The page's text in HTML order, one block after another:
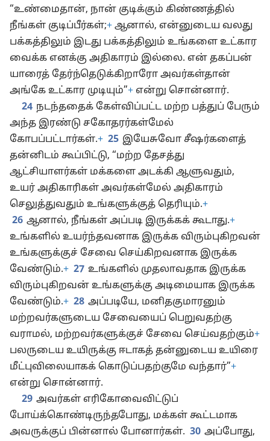
“உண்மைதான், நான் குடிக்கும் கிண்ணத்தில்
நீங்கள் குடிப்பீர்கள்;+ ஆனால், என்னுடைய வலது
பக்கத்திலும் இடது பக்கத்திலும் உங்களை உட்கார
வைக்க எனக்கு அதிகாரம் இல்லை. என் தகப்பன்
யாரைத் தேர்ந்தெடுக்கிறாரோ அவர்கள்தான்
அங்கே உட்கார முடியும்”+ என்று சொன்னார்.
24 நடந்ததைக் கேள்விப்பட்ட மற்ற பத்துப் பேரும்
அந்த இரண்டு சகோதரர்கள்மேல்
கோபப்பட்டார்கள்.+ 25 இயேசுவோ சீஷர்களைத்
தன்னிடம் கூப்பிட்டு, “மற்ற தேசத்து
ஆட்சியாளர்கள் மக்களை அடக்கி ஆளுவதும்,
உயர் அதிகாரிகள் அவர்கள்மேல் அதிகாரம்
செலுத்துவதும் உங்களுக்குத் தெரியும்.+
26 ஆனால், நீங்கள் அப்படி இருக்கக் கூடாது.+
உங்களில் உயர்ந்தவனாக இருக்க விரும்புகிறவன்
உங்களுக்குச் சேவை செய்கிறவனாக இருக்க
வேண்டும்.+ 27 உங்களில் முதலாவதாக இருக்க
விரும்புகிறவன் உங்களுக்கு அடிமையாக இருக்க
வேண்டும்.+ 28 அப்படியே, மனிதகுமாரனும்
மற்றவர்களுடைய சேவையைப் பெறுவதற்கு
வராமல், மற்றவர்களுக்குச் சேவை செய்வதற்கும்+
பலருடைய உயிருக்கு ஈடாகத் தன்னுடைய உயிரை
மீட்புவிலையாகக் கொடுப்பதற்குமே வந்தார்”+
என்று சொன்னார்.
29 அவர்கள் எரிகோவைவிட்டுப்
போய்க்கொண்டிருந்தபோது, மக்கள் கூட்டமாக
அவருக்குப் பின்னால் போனார்கள். 30 அப்போது,